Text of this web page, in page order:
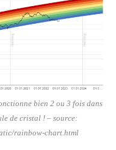
bien 2 ou 3 fois dans
de cristal ! – source:
rainbow-chart.html